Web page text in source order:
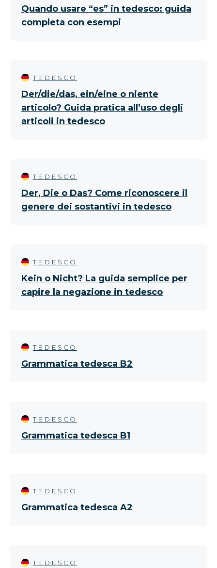
Quando usare “es” in tedesco: guida
completa con esempi
TEDESCO
Der/die/das, ein/eine o niente
articolo? Guida pratica all’uso degli
articoli in tedesco
TEDESCO
Der, Die o Das? Come riconoscere il
genere dei sostantivi in tedesco
TEDESCO
Kein o Nicht? La guida semplice per
capire la negazione in tedesco
TEDESCO
Grammatica tedesca B2
TEDESCO
Grammatica tedesca B1
TEDESCO
Grammatica tedesca A2
TEDESCO